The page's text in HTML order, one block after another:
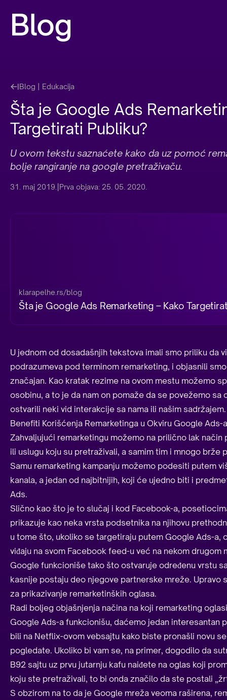
Blog
Blog | Edukacija
Šta je Google Ads
Targetirati Publiku?
U ovom tekstu saznaćete kako da uz pomoć
bolje rangiranje na google pretraživaču.
31. maj 2019. Prva objava: 25. 05. 2020.
klarapelhe.rs/blog
Šta je Google Ads Remarketing – Kako
U jednom od dosadašnjih tekstova imali smo priliku da
podrazumeva pod terminom remarketing, i objasnili
značajan. Kao kratak rezime na ovom mestu možemo
osobinu, a to je da nam on pomaže da se povežemo sa
ostvarili neki vid interakcije sa nama ili našim sadržajem.
Benefiti Korišćenja Remarketinga u Okviru Google Ads-a
Zahvaljujući remarketingu možemo na prilično lak
ili uslugu koju su pretraživali, a samim tim i mnogo
Samu remarketing kampanju možemo podesiti putem
kanala, a jedan od najbitnijih, koji će ujedno biti i
Ads.
Slično kao što je to slučaj i kod Facebook-a,
prikazuje kao neka vrsta podsetnika na njihovu
u tome što, ukoliko se targetiraju putem Google Ads-a,
viđaju na svom Facebook feed-u već na nekom drugom
Google funkcioniše tako što ostvaruje određenu vrstu
kasnije postaju deo njegove partnerske mreže. Upravo
za prikazivanje remarketinških oglasa.
Radi boljeg objašnjenja načina na koji remarketing
Google Ads-a funkcionišu, daćemo jedan interesantan
bili na Netflix-ovom vebsajtu kako biste pronašli novu
pogledate. Ukoliko bi vam se, na primer, dogodilo da
B92 sajtu uz prvu jutarnju kafu naiđete na oglas koji
koju ste pretraživali, to bi onda značilo da ste postali
S obzirom na to da je Google mreža veoma raširena,